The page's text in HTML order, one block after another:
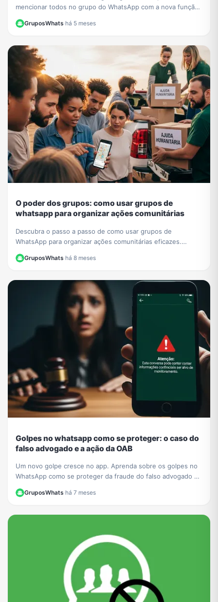
mencionar todos no grupo do WhatsApp com a nova função
GruposWhats·há 5 meses
O poder dos grupos: como usar grupos de
whatsapp para organizar ações comunitárias
Descubra o passo a passo de como usar grupos de
WhatsApp para organizar ações comunitárias eficazes.
GruposWhats·há 8 meses
Golpes no whatsapp como se proteger: o caso do
falso advogado e a ação da OAB
Um novo golpe cresce no app. Aprenda sobre os golpes no
WhatsApp como se proteger da fraude do falso advogado e
entenda a ação da OAB para mais segurança.
GruposWhats·há 7 meses